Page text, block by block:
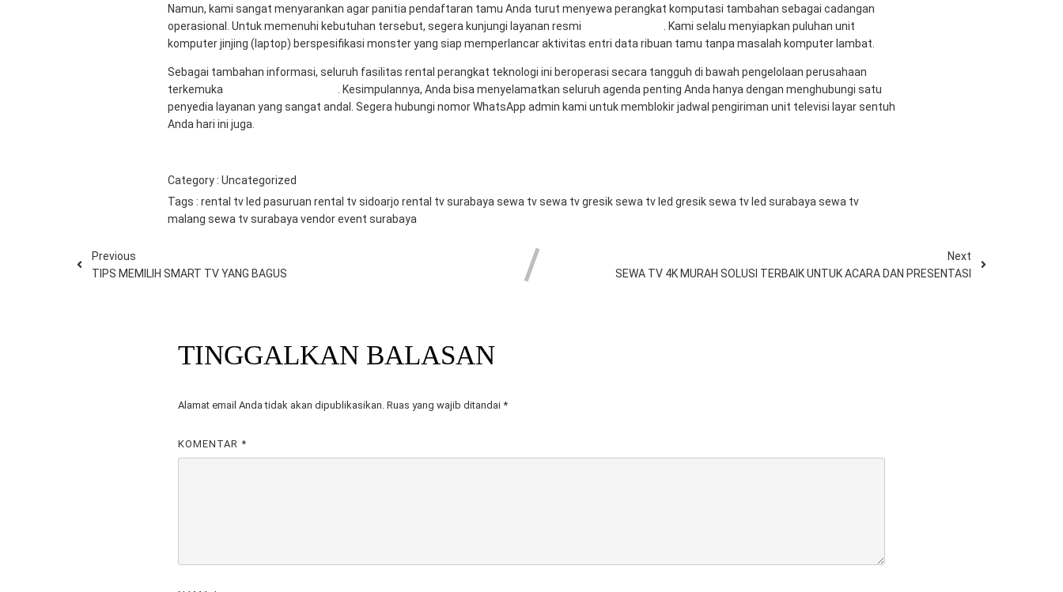
Namun, kami sangat menyarankan agar panitia pendaftaran tamu Anda turut menyewa perangkat komputasi tambahan sebagai cadangan
operasional. Untuk memenuhi kebutuhan tersebut, segera kunjungi layanan resmi
. Kami selalu menyiapkan puluhan unit
komputer jinjing (laptop) berspesifikasi monster yang siap memperlancar aktivitas entri data ribuan tamu tanpa masalah komputer lambat.
Sebagai tambahan informasi, seluruh fasilitas rental perangkat teknologi ini beroperasi secara tangguh di bawah pengelolaan perusahaan
terkemuka
. Kesimpulannya, Anda bisa menyelamatkan seluruh agenda penting Anda hanya dengan menghubungi satu
penyedia layanan yang sangat andal. Segera hubungi nomor WhatsApp admin kami untuk memblokir jadwal pengiriman unit televisi layar sentuh
Anda hari ini juga.
Category : Uncategorized
Tags : rental tv led pasuruan rental tv sidoarjo rental tv surabaya sewa tvsewa tv gresiksewa tv led gresiksewa tv led surabaya sewa tv
malang sewa tv surabaya vendor event surabaya
Previous
TIPS MEMILIH SMART TV YANG BAGUS
Next
SEWA TV 4K MURAH SOLUSI TERBAIK UNTUK ACARA DAN PRESENTASI
TINGGALKAN BALASAN
Alamat email Anda tidak akan dipublikasikan. Ruas yang wajib ditandai*
KOMENTAR*